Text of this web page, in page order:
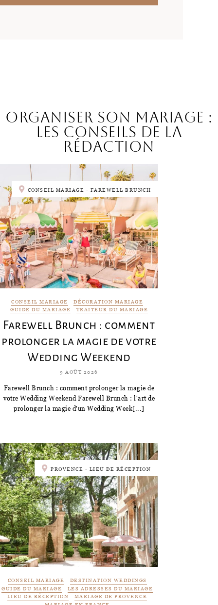
Organiser son mariage :
les conseils de la
rédaction
CONSEIL MARIAGE - FAREWELL BRUNCH
CONSEIL MARIAGE
DÉCORATION MARIAGE
GUIDE DU MARIAGE
TRAITEUR DU MARIAGE
Farewell Brunch : comment
prolonger la magie de votre
Wedding Weekend
9 AOÛT 2026
Farewell Brunch : comment prolonger la magie de
votre Wedding Weekend Farewell Brunch : l'art de
prolonger la magie d'un Wedding Week[...]
PROVENCE - LIEU DE RÉCEPTION
CONSEIL MARIAGE
DESTINATION WEDDINGS
GUIDE DU MARIAGE
LES ADRESSES DU MARIAGE
LIEU DE RÉCEPTION
MARIAGE DE PROVENCE